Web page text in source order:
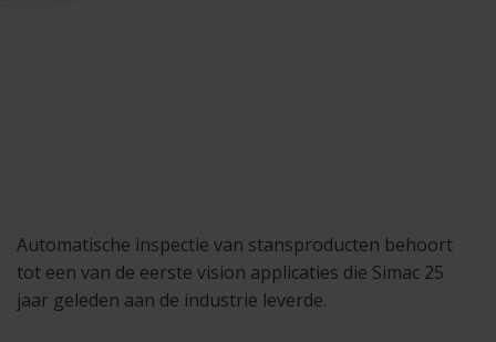
Automatische inspectie van stansproducten behoort
tot een van de eerste vision applicaties die Simac 25
jaar geleden aan de industrie leverde.